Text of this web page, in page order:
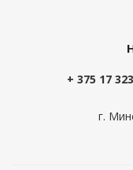
+ 375 17
г.